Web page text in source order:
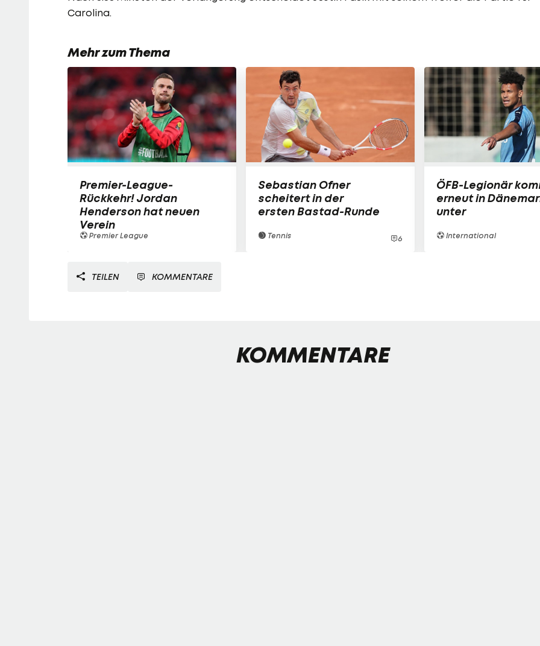
Carolina.
Mehr zum Thema
Premier-League-
Rückkehr! Jordan
Henderson hat neuen
Verein
Premier League
Sebastian Ofner
scheitert in der
ersten Bastad-Runde
Tennis 6
ÖFB-Legionär
erneut in
unter
International
TEILEN KOMMENTARE
KOMMENTARE